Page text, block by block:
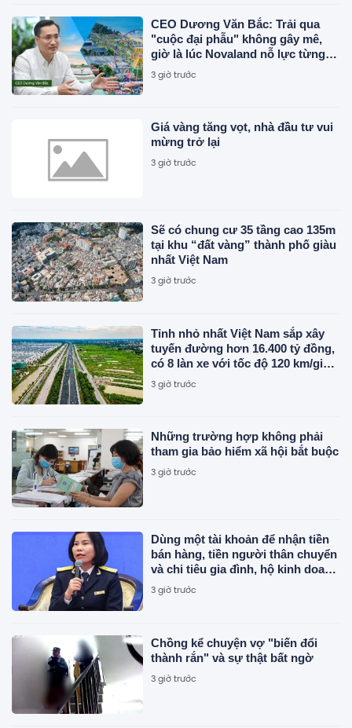
CEO Dương Văn Bắc: Trải qua
"cuộc đại phẫu" không gây mê,
giờ là lúc Novaland nỗ lực từng
ngày để "sòng phẳng" với niềm
tin của khách hàng
3 giờ trước
Giá vàng tăng vọt, nhà đầu tư vui
mừng trở lại
3 giờ trước
Sẽ có chung cư 35 tầng cao 135m
tại khu “đất vàng” thành phố giàu
nhất Việt Nam
3 giờ trước
Tỉnh nhỏ nhất Việt Nam sắp xây
tuyến đường hơn 16.400 tỷ đồng,
có 8 làn xe với tốc độ 120 km/giờ
nối thẳng Vành đai 4 ra biển
3 giờ trước
Những trường hợp không phải
tham gia bảo hiểm xã hội bắt buộc
3 giờ trước
Dùng một tài khoản để nhận tiền
bán hàng, tiền người thân chuyển
và chi tiêu gia đình, hộ kinh doanh
khó xác định doanh thu: Đại diện
Cục Thuế khuyến nghị gì?
3 giờ trước
Chồng kể chuyện vợ "biến đổi
thành rắn" và sự thật bất ngờ
3 giờ trước